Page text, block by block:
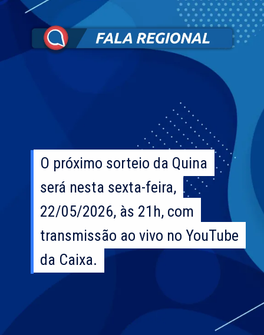
O próximo sorteio da Quina
será nesta sexta-feira,
22/05/2026, às 21h, com
transmissão ao vivo no YouTube
da Caixa.
O próximo sorteio da Quina
será nesta sexta-feira,
22/05/2026, às 21h, com
transmissão ao vivo no YouTube
da Caixa.